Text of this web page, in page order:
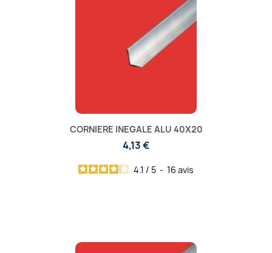
CORNIERE INEGALE ALU 40X20
4,13 €
4.1 / 5 - 16 avis